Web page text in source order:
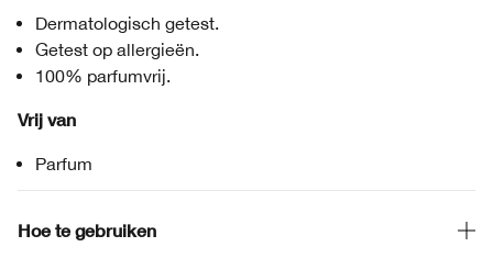
Dermatologisch getest.
Getest op allergieën.
100% parfumvrij.
Vrij van
Parfum
Hoe te gebruiken